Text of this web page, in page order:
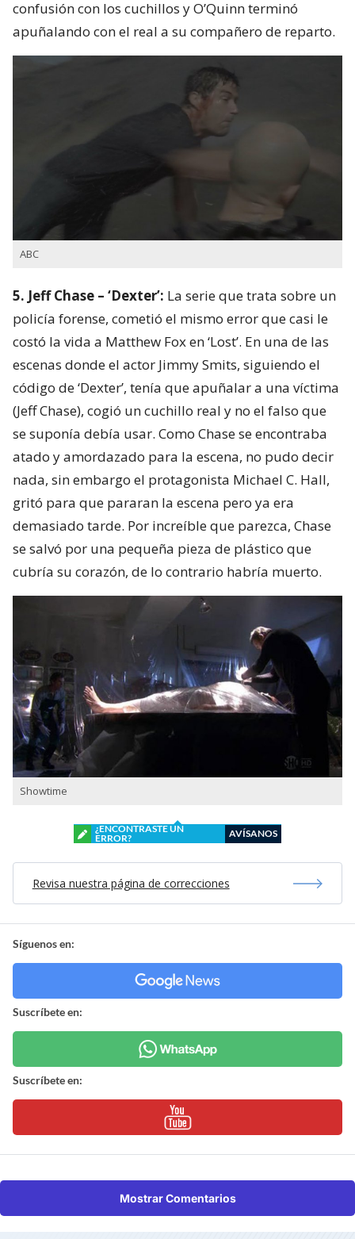
confusión con los cuchillos y O’Quinn terminó
apuñalando con el real a su compañero de reparto.
ABC
5. Jeff Chase – ‘Dexter’: La serie que trata sobre un
policía forense, cometió el mismo error que casi le
costó la vida a Matthew Fox en ‘Lost’. En una de las
escenas donde el actor Jimmy Smits, siguiendo el
código de ‘Dexter’, tenía que apuñalar a una víctima
(Jeff Chase), cogió un cuchillo real y no el falso que
se suponía debía usar. Como Chase se encontraba
atado y amordazado para la escena, no pudo decir
nada, sin embargo el protagonista Michael C. Hall,
gritó para que pararan la escena pero ya era
demasiado tarde. Por increíble que parezca, Chase
se salvó por una pequeña pieza de plástico que
cubría su corazón, de lo contrario habría muerto.
Showtime
¿ENCONTRASTE UN
ERROR?
AVÍSANOS
Revisa nuestra página de correcciones
Síguenos en:
Suscríbete en:
Suscríbete en:
Mostrar Comentarios